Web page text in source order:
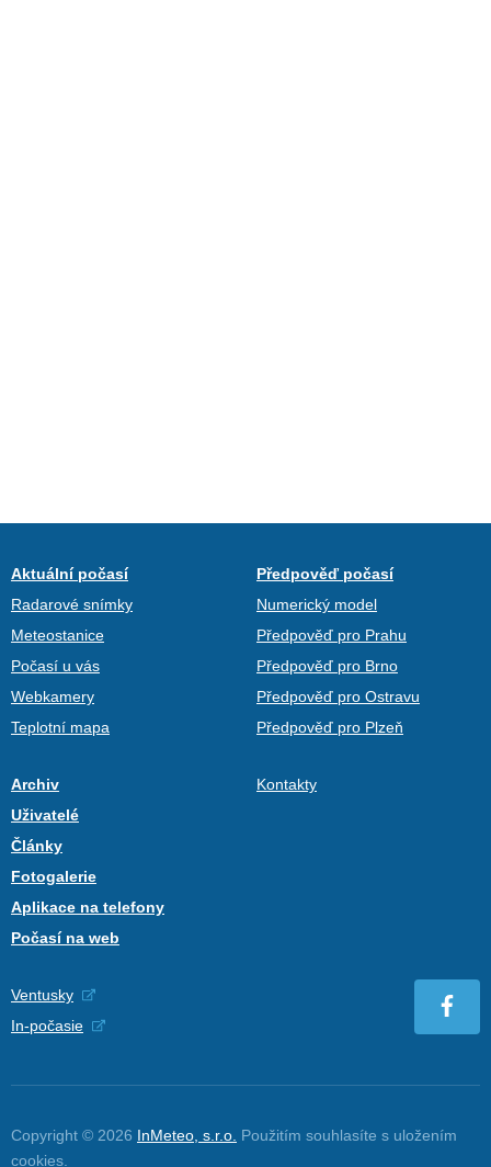
Aktuální počasí
Radarové snímky
Meteostanice
Počasí u vás
Webkamery
Teplotní mapa
Předpověď počasí
Numerický model
Předpověď pro Prahu
Předpověď pro Brno
Předpověď pro Ostravu
Předpověď pro Plzeň
Archiv
Uživatelé
Články
Fotogalerie
Aplikace na telefony
Počasí na web
Kontakty
Ventusky
In-počasie
Copyright © 2026 InMeteo, s.r.o. Použitím souhlasíte s uložením
cookies